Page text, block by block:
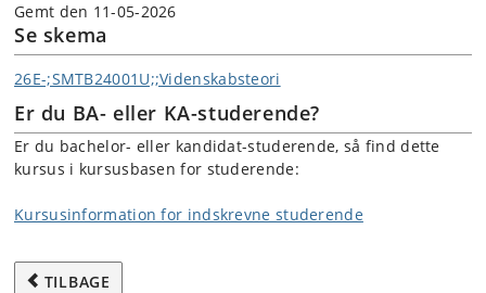
Gemt den 11-05-2026
Se skema
26E-;SMTB24001U;;Videnskabsteori
Er du BA- eller KA-studerende?
Er du bachelor- eller kandidat-studerende, så find dette
kursus i kursusbasen for studerende:
Kursusinformation for indskrevne studerende
TILBAGE